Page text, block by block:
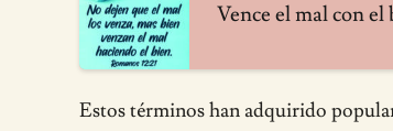
Vence el mal con
Estos términos han adquirido